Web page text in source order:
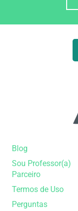
Blog
Sou Professor(a)
Parceiro
Termos de Uso
Perguntas